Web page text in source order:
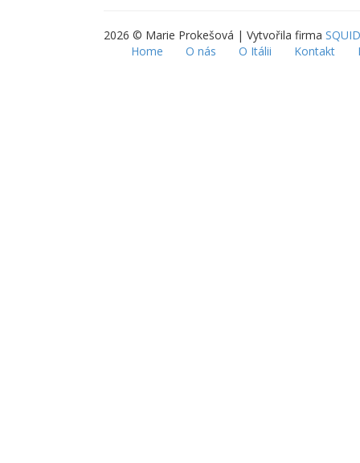
2026 © Marie Prokešová | Vytvořila firma
Home
O nás O Itálii Kontakt